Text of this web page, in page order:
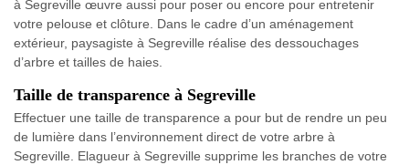
à Segreville œuvre aussi pour poser ou encore pour entretenir
votre pelouse et clôture. Dans le cadre d’un aménagement
extérieur, paysagiste à Segreville réalise des dessouchages
d’arbre et tailles de haies.
Taille de transparence à Segreville
Effectuer une taille de transparence a pour but de rendre un peu
de lumière dans l’environnement direct de votre arbre à
Segreville. Elagueur à Segreville supprime les branches de votre